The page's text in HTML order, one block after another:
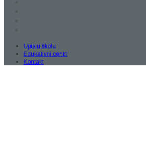
Upis u školu
Edukativni centri
Kontakt